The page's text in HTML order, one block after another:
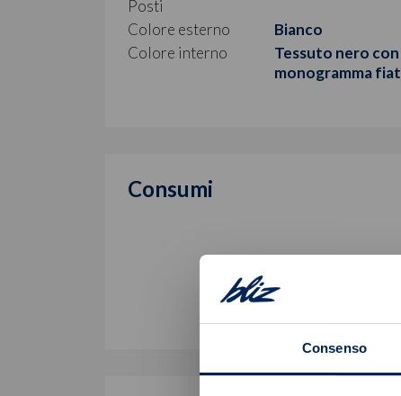
Consenso
Posti
Colore esterno
Bianco
Colore interno
Tessuto nero con
monogramma fiat
Consumi